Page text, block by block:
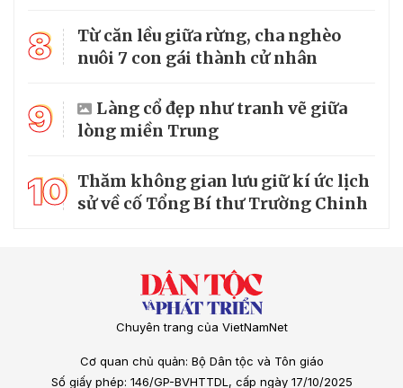
8
Từ căn lều giữa rừng, cha nghèo
nuôi 7 con gái thành cử nhân
9
Làng cổ đẹp như tranh vẽ giữa
lòng miền Trung
10 Thăm không gian lưu giữ kí ức lịch
sử về cố Tổng Bí thư Trường Chinh
Chuyên trang của VietNamNet
Cơ quan chủ quản: Bộ Dân tộc và Tôn giáo
Số giấy phép: 146/GP-BVHTTDL, cấp ngày 17/10/2025